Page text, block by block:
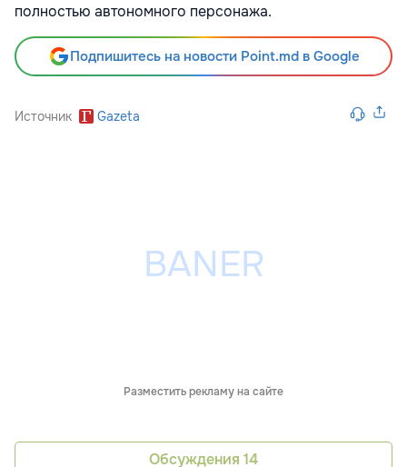
полностью автономного персонажа.
Подпишитесь на новости Point.md в Google
Источник Gazeta
Разместить рекламу на сайте
Обсуждения 14